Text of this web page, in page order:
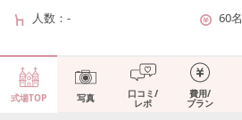
人数
- 60名
式場TOP 写真 口コミ/
レポ
費用/
プラン